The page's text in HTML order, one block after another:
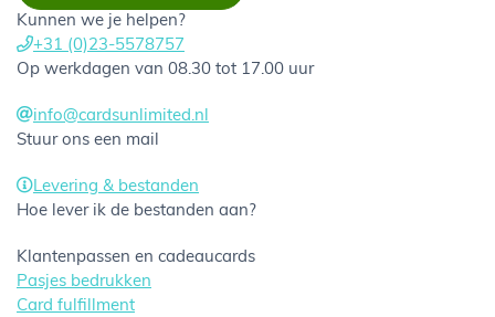
Kunnen we je helpen?
+31 (0)23-5578757
Op werkdagen van 08.30 tot 17.00 uur
info@cardsunlimited.nl
Stuur ons een mail
Levering & bestanden
Hoe lever ik de bestanden aan?
Klantenpassen en cadeaucards
Pasjes bedrukken
Card fulfillment